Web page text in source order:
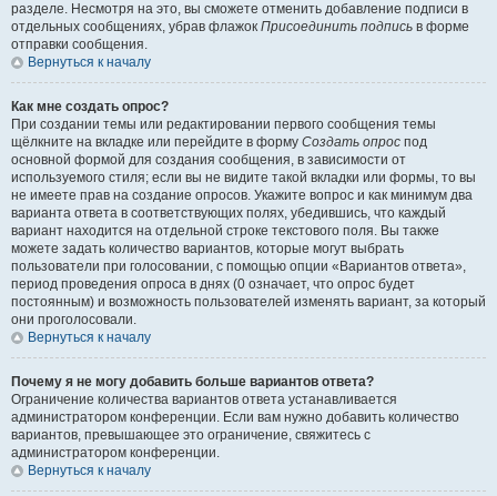
разделе. Несмотря на это, вы сможете отменить добавление подписи в
отдельных сообщениях, убрав флажок Присоединить подпись в форме
отправки сообщения.
Вернуться к началу
Как мне создать опрос?
При создании темы или редактировании первого сообщения темы
щёлкните на вкладке или перейдите в форму Создать опрос под
основной формой для создания сообщения, в зависимости от
используемого стиля; если вы не видите такой вкладки или формы, то вы
не имеете прав на создание опросов. Укажите вопрос и как минимум два
варианта ответа в соответствующих полях, убедившись, что каждый
вариант находится на отдельной строке текстового поля. Вы также
можете задать количество вариантов, которые могут выбрать
пользователи при голосовании, с помощью опции «Вариантов ответа»,
период проведения опроса в днях (0 означает, что опрос будет
постоянным) и возможность пользователей изменять вариант, за который
они проголосовали.
Вернуться к началу
Почему я не могу добавить больше вариантов ответа?
Ограничение количества вариантов ответа устанавливается
администратором конференции. Если вам нужно добавить количество
вариантов, превышающее это ограничение, свяжитесь с
администратором конференции.
Вернуться к началу